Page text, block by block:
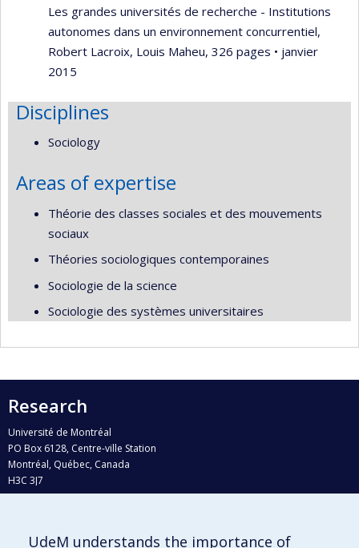
Les grandes universités de recherche - Institutions
autonomes dans un environnement concurrentiel,
Robert Lacroix, Louis Maheu, 326 pages • janvier
2015
Disciplines
Sociology
Areas of expertise
Théorie des classes sociales et des mouvements
sociaux
Théories sociologiques contemporaines
Sociologie de la science
Sociologie des systèmes universitaires
Research
Université de Montréal
PO Box 6128, Centre-ville Station
Montréal, Québec, Canada
H3C 3J7
UdeM understands the importance of